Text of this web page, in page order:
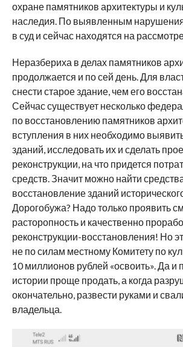
охране памятников архитектуры и
наследия. По выявленным
в суд и сейчас находятся на
Неразбериха в делах памятников
продолжается и по сей день. Для
снести старое здание, чем его
Сейчас существует несколько
по восстановлению памятников
вступления в них необходимо
зданий, исследовать их и сделать
реконструкции, на что придется
средств. Значит можно найти
восстановление зданий
Дорогобужа? Надо только проявить
расторопность и качественно
реконструкции-восстановления! Но
не по силам местному Комитету по
10 миллионов рублей «освоить». Да и
истории проще продать, а когда
окончательно, развести руками и
владельца.